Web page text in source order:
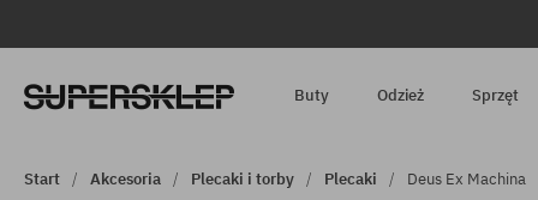
Buty Odzież Sprzęt
Start Akcesoria Plecaki i torby Plecaki Deus Ex Machina